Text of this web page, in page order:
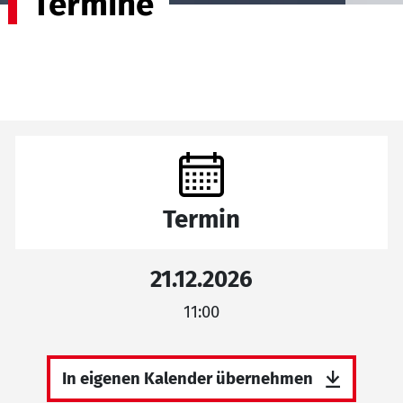
Termin
21.12.2026
11:00
In eigenen Kalender übernehmen